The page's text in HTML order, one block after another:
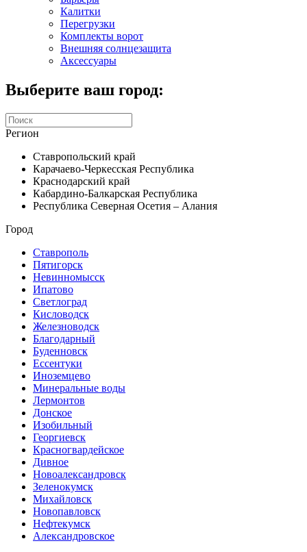
Калитки
Перегрузки
Комплекты ворот
Внешняя солнцезащита
Аксессуары
Выберите ваш город:
Регион
Ставропольский край
Карачаево-Черкесская Республика
Краснодарский край
Кабардино-Балкарская Республика
Республика Северная Осетия – Алания
Город
Ставрополь
Пятигорск
Невинномысск
Ипатово
Светлоград
Кисловодск
Железноводск
Благодарный
Буденновск
Ессентуки
Иноземцево
Минеральные воды
Лермонтов
Донское
Изобильный
Георгиевск
Красногвардейское
Дивное
Новоалександровск
Зеленокумск
Михайловск
Новопавловск
Нефтекумск
Александровское